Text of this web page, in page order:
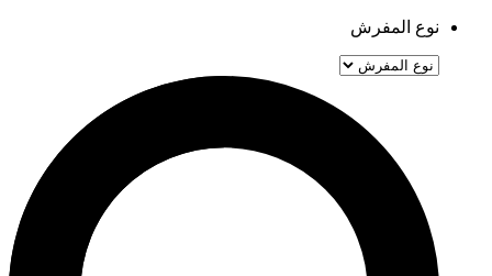
نوع المفرش